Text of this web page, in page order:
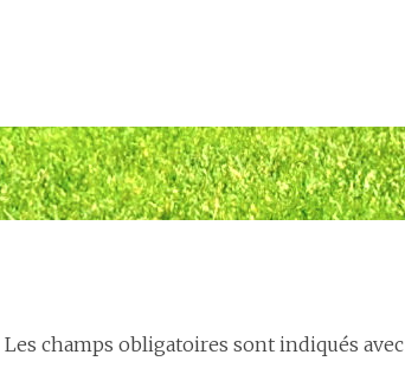
Les champs obligatoires sont indiqués avec